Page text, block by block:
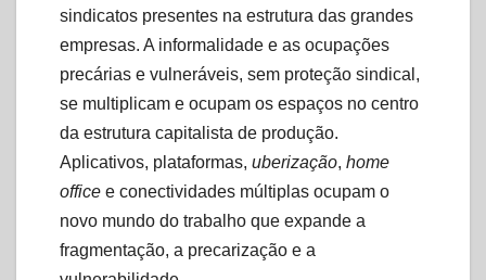
sindicatos presentes na estrutura das grandes
empresas. A informalidade e as ocupações
precárias e vulneráveis, sem proteção sindical,
se multiplicam e ocupam os espaços no centro
da estrutura capitalista de produção.
Aplicativos, plataformas, uberização, home
office e conectividades múltiplas ocupam o
novo mundo do trabalho que expande a
fragmentação, a precarização e a